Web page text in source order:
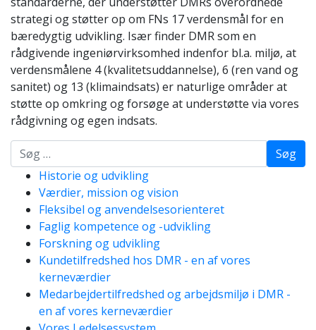
strategi og støtter op om FNs 17 verdensmål for en
bæredygtig udvikling. Især finder DMR som en
rådgivende ingeniørvirksomhed indenfor bl.a. miljø, at
verdensmålene 4 (kvalitetsuddannelse), 6 (ren vand og
sanitet) og 13 (klimaindsats) er naturlige områder at
støtte op omkring og forsøge at understøtte via vores
rådgivning og egen indsats.
Søg
Historie og udvikling
Værdier, mission og vision
Fleksibel og anvendelsesorienteret
Faglig kompetence og -udvikling
Forskning og udvikling
Kundetilfredshed hos DMR - en af vores
kerneværdier
Medarbejdertilfredshed og arbejdsmiljø i DMR -
en af vores kerneværdier